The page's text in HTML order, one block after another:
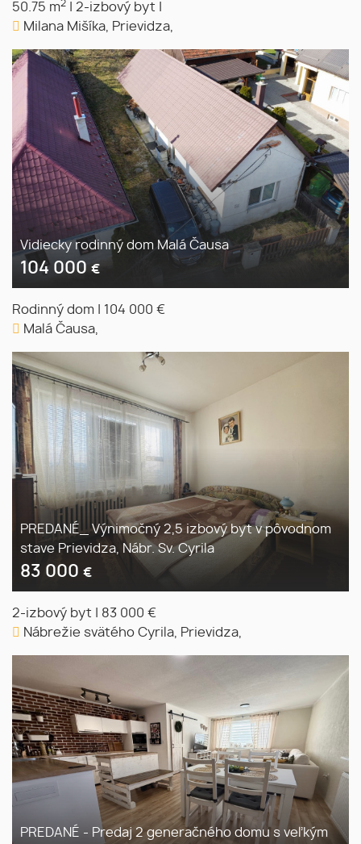
50.75 m2 2-izbový byt
Milana Mišíka, Prievidza,
Vidiecky rodinný dom Malá Čausa
104 000€
Rodinný dom
104 000 €
Malá Čausa,
PREDANÉ_ Výnimočný 2,5 izbový byt v pôvodnom
stave Prievidza, Nábr. Sv. Cyrila
83 000 €
2-izbový byt
83 000 €
Nábrežie svätého Cyrila, Prievidza,
PREDANÉ - Predaj 2 generačného domu s veľkým